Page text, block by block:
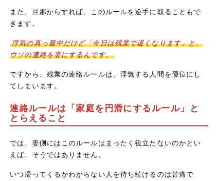
また、旦那からすれば、このルールを逆手に取ることもで
きます。
浮気の真っ最中だけど「今日は残業で遅くなります」と、
ウソの連絡を妻にするんです。
ですから、残業の連絡ルールは、浮気する人間を優位にし
てしまいます。
連絡ルールは「家庭を円滑にするルール」と
とらえること
では、妻側にはこのルールはまったく役立たないのかとい
えば、そうではありません。
いつ帰ってくるかわからない人を待ち続けるのは苦痛で